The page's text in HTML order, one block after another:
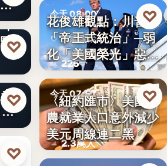
♡
♡
♡
今天 08:00
美國政治
225
花俊雄觀點：川普
「帝王式統治」─弱
化「美國榮光」惡化
「民…
♡
今天 07:57
財經匯市
2.3萬人
〈紐約匯市〉美國非
農就業人口意外減少
美元周線連二黑
♡